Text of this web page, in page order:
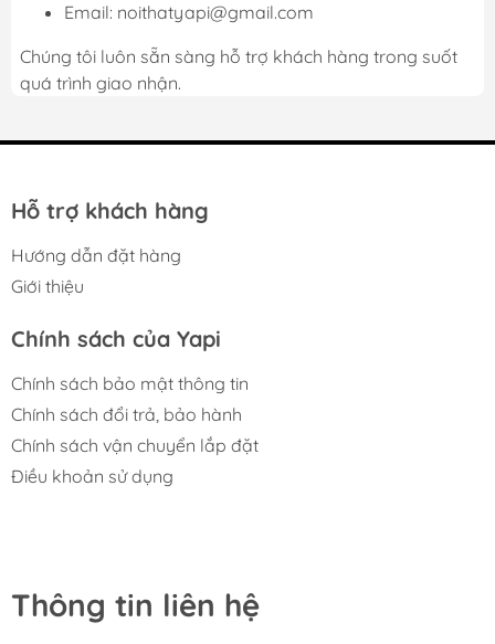
Email: noithatyapi@gmail.com
Chúng tôi luôn sẵn sàng hỗ trợ khách hàng trong suốt
quá trình giao nhận.
Hỗ trợ khách hàng
Hướng dẫn đặt hàng
Giới thiệu
Chính sách của Yapi
Chính sách bảo mật thông tin
Chính sách đổi trả, bảo hành
Chính sách vận chuyển lắp đặt
Điều khoản sử dụng
Thông tin liên hệ